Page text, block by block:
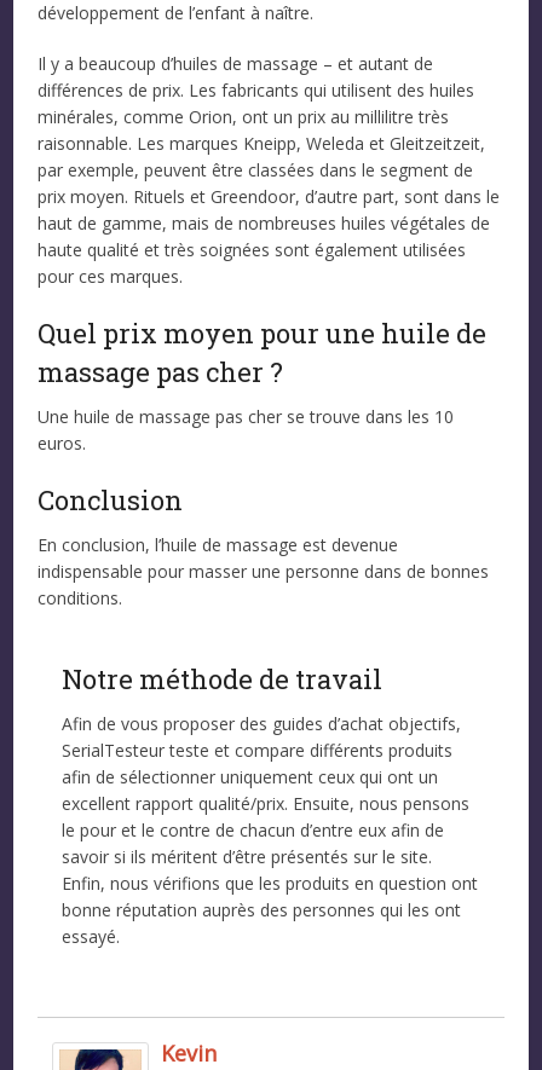
développement de l’enfant à naître.
Il y a beaucoup d’huiles de massage – et autant de
différences de prix. Les fabricants qui utilisent des huiles
minérales, comme Orion, ont un prix au millilitre très
raisonnable. Les marques Kneipp, Weleda et Gleitzeitzeit,
par exemple, peuvent être classées dans le segment de
prix moyen. Rituels et Greendoor, d’autre part, sont dans le
haut de gamme, mais de nombreuses huiles végétales de
haute qualité et très soignées sont également utilisées
pour ces marques.
Quel prix moyen pour une huile de
massage pas cher ?
Une huile de massage pas cher se trouve dans les 10
euros.
Conclusion
En conclusion, l’huile de massage est devenue
indispensable pour masser une personne dans de bonnes
conditions.
Notre méthode de travail
Afin de vous proposer des guides d’achat objectifs,
SerialTesteur teste et compare différents produits
afin de sélectionner uniquement ceux qui ont un
excellent rapport qualité/prix. Ensuite, nous pensons
le pour et le contre de chacun d’entre eux afin de
savoir si ils méritent d’être présentés sur le site.
Enfin, nous vérifions que les produits en question ont
bonne réputation auprès des personnes qui les ont
essayé.
Kevin